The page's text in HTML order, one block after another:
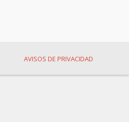
AVISOS DE PRIVACIDAD